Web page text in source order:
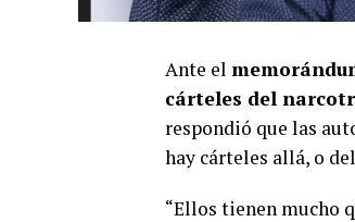
Ante el
cárteles del
respondió que las
hay cárteles allá, o
“Ellos tienen mucho